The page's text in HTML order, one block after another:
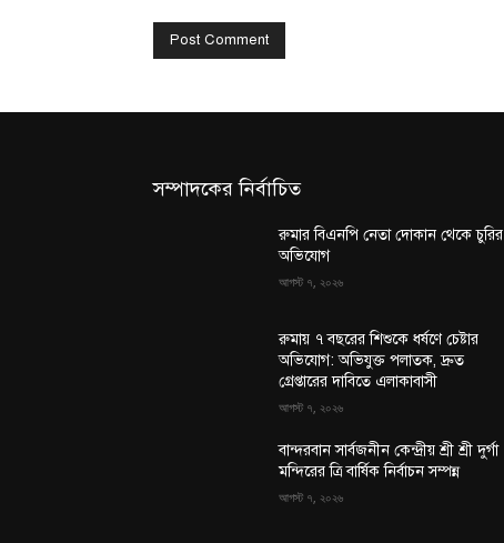
সম্পাদকের নির্বাচিত
রুমার বিএনপি নেতা দোকান থেকে চুরির
অভিযোগ
আগস্ট ৭, ২০২৬
রুমায় ৭ বছরের শিশুকে ধর্ষণে চেষ্টার
অভিযোগ: অভিযুক্ত পলাতক, দ্রুত
গ্রেপ্তারের দাবিতে এলাকাবাসী
আগস্ট ৭, ২০২৬
বান্দরবান সার্বজনীন কেন্দ্রীয় শ্রী শ্রী দুর্গা
মন্দিরের ত্রি বার্ষিক নির্বাচন সম্পন্ন
আগস্ট ৭, ২০২৬